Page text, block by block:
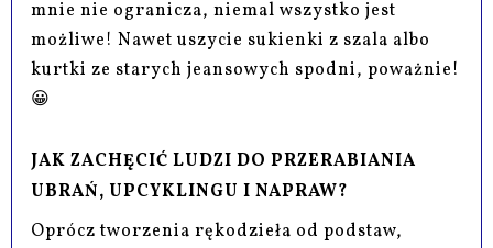
mnie nie ogranicza, niemal wszystko jest
możliwe! Nawet uszycie sukienki z szala albo
kurtki ze starych jeansowych spodni, poważnie!
😀
JAK ZACHĘCIĆ LUDZI DO PRZERABIANIA
UBRAŃ, UPCYKLINGU I NAPRAW?
Oprócz tworzenia rękodzieła od podstaw,